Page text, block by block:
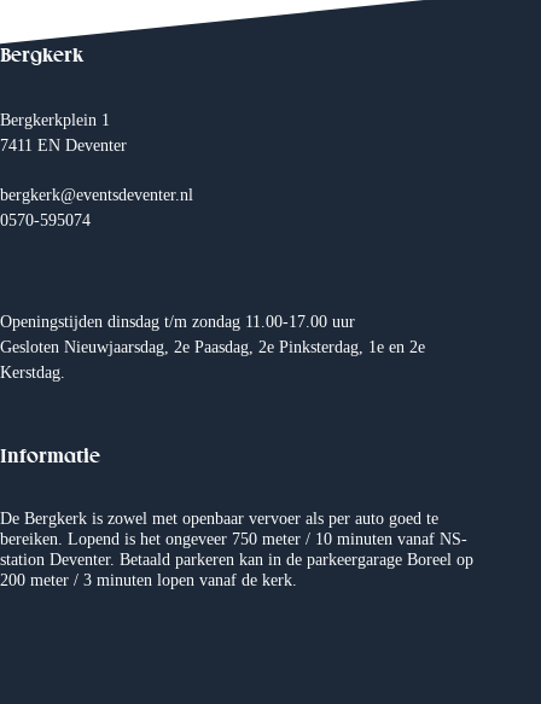
t
N
i
g
t
i
e
Bergkerk
Bergkerkplein 1
7411 EN Deventer
bergkerk@eventsdeventer.nl
0570-595074
Openingstijden dinsdag t/m zondag 11.00-17.00 uur
Gesloten Nieuwjaarsdag, 2e Paasdag, 2e Pinksterdag, 1e en 2e
Kerstdag.
Informatie
De Bergkerk is zowel met openbaar vervoer als per auto goed te
bereiken. Lopend is het ongeveer 750 meter / 10 minuten vanaf NS-
station Deventer. Betaald parkeren kan in de parkeergarage Boreel op
200 meter / 3 minuten lopen vanaf de kerk.